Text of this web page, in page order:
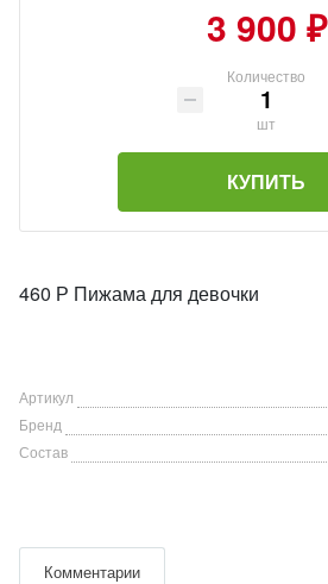
3 900 ₽
Количество
шт
КУПИТЬ
460 Р Пижама для девочки
Артикул
Бренд
Состав
Комментарии